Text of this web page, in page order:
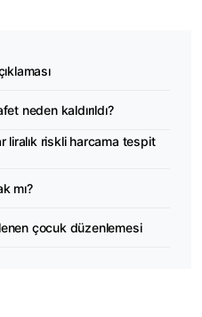
neden kaldırıldı?
liralık riskli harcama tespit
mı?
çocuk düzenlemesi